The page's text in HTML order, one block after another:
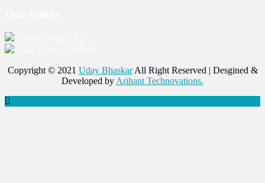
Copyright © 2021 Uday BhaskarAll Right Reserved | Desgined &
Developed byArihant Technovations.